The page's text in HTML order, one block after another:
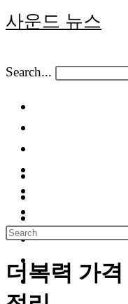
Skip
사운드 뉴스
Search...
button
to
expand
or
collapse
더복력 가